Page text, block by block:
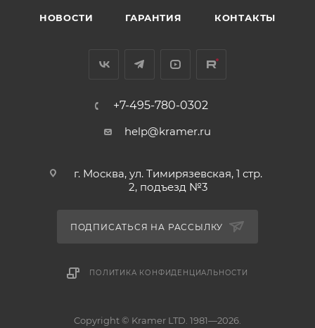
НОВОСТИ ГАРАНТИЯ КОНТАКТЫ
+7-495-780-0302
help@kramer.ru
г. Москва, ул. Тимирязевская, 1 стр.
2, подъезд №3
ПОДПИСАТЬСЯ НА РАССЫЛКУ
ПОЛИТИКА КОНФИДЕНЦИАЛЬНОСТИ
Copyright © Kramer LTD. 1981—2026.